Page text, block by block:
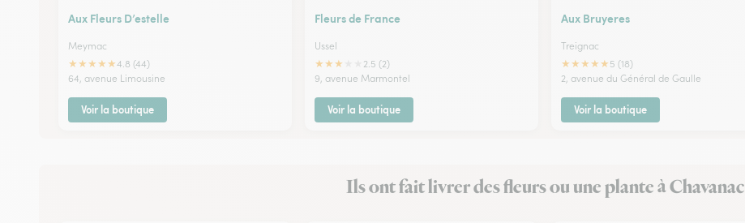
Aux Fleurs D’estelle
Meymac
★★★★★4.8 (44)
64, avenue Limousine
Voir la boutique
Fleurs de France
Ussel
★★★
2.5 (2)
9, avenue Marmontel
Voir la boutique
Aux Bruyeres
Treignac
★★★★★ 5 (18)
2, avenue du Général de Gaulle
Voir la boutique
Ils ont fait livrer des fleurs ou une plante à Chavanac